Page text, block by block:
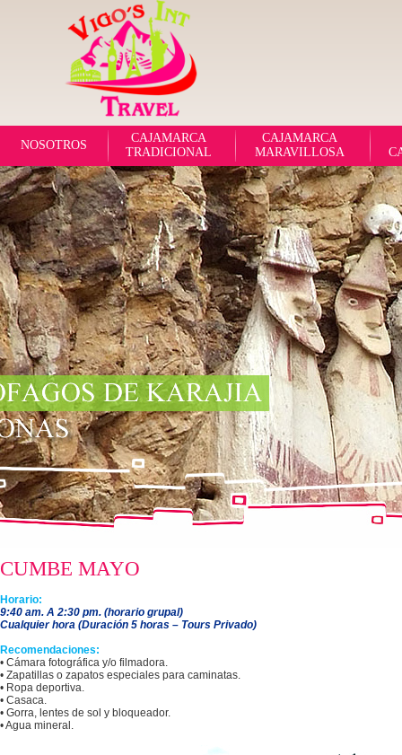
NOSOTROS
CAJAMARCA
TRADICIONAL
CAJAMARCA
MARAVILLOSA
CUMBE MAYO
Horario:
9:40 am. A 2:30 pm. (horario grupal)
Cualquier hora (Duración 5 horas – Tours Privado)
Recomendaciones:
• Cámara fotográfica y/o filmadora.
• Zapatillas o zapatos especiales para caminatas.
• Ropa deportiva.
• Casaca.
• Gorra, lentes de sol y bloqueador.
• Agua mineral.